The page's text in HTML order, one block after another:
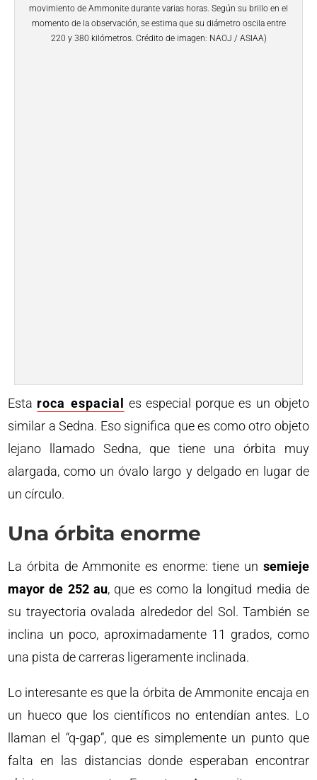
movimiento de Ammonite durante varias horas. Según su brillo en el
momento de la observación, se estima que su diámetro oscila entre
220 y 380 kilómetros. Crédito de imagen: NAOJ / ASIAA)
Esta roca espacial
es especial porque es un objeto
similar a Sedna. Eso significa que es como otro objeto
lejano llamado Sedna, que tiene una órbita muy
alargada, como un óvalo largo y delgado en lugar de
un círculo.
Una órbita enorme
La órbita de Ammonite es enorme: tiene un semieje
mayor de 252 au, que es como la longitud media de
su trayectoria ovalada alrededor del Sol. También se
inclina un poco, aproximadamente 11 grados, como
una pista de carreras ligeramente inclinada.
Lo interesante es que la órbita de Ammonite encaja en
un hueco que los científicos no entendían antes. Lo
llaman el “q-gap”, que es simplemente un punto que
falta en las distancias donde esperaban encontrar